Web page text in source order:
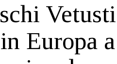
Europa a